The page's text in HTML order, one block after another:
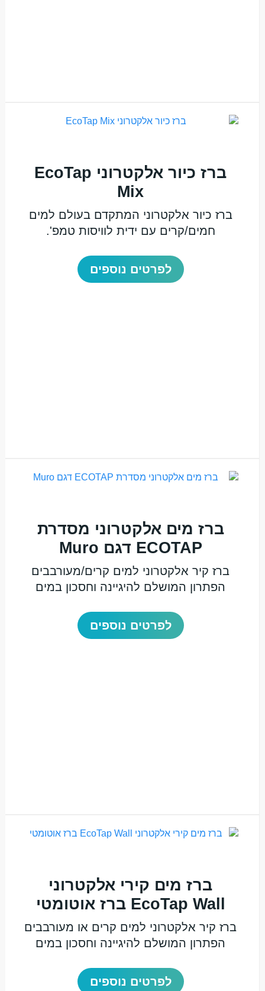
ברז כיור אלקטרוני EcoTap
Mix
ברז כיור אלקטרוני המתקדם בעולם למים
חמים/קרים עם ידית לוויסות טמפ'.
לפרטים נוספים
ברז מים אלקטרוני מסדרת
ECOTAP דגם Muro
ברז קיר אלקטרוני למים קרים/מעורבבים
הפתרון המושלם להיגיינה וחסכון במים
לפרטים נוספים
ברז מים קירי אלקטרוני
EcoTap Wall ברז אוטומטי
ברז קיר אלקטרוני למים קרים או מעורבבים
הפתרון המושלם להיגיינה וחסכון במים
לפרטים נוספים